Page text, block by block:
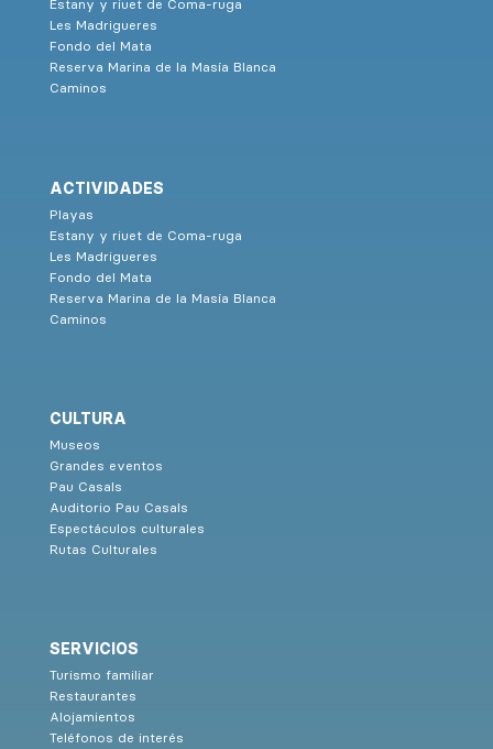
Estany y riuet de Coma-ruga
Les Madrigueres
Fondo del Mata
Reserva Marina de la Masía Blanca
Caminos
ACTIVIDADES
Playas
Estany y riuet de Coma-ruga
Les Madrigueres
Fondo del Mata
Reserva Marina de la Masía Blanca
Caminos
CULTURA
Museos
Grandes eventos
Pau Casals
Auditorio Pau Casals
Espectáculos culturales
Rutas Culturales
SERVICIOS
Turismo familiar
Restaurantes
Alojamientos
Teléfonos de interés